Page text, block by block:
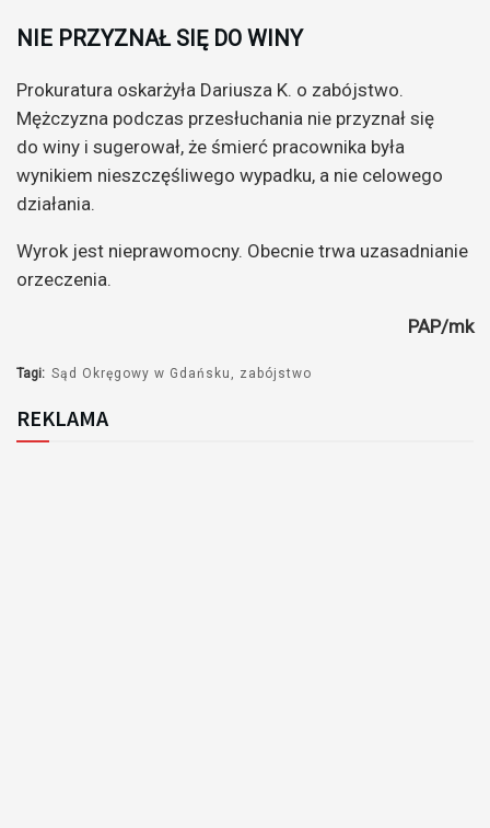
NIE PRZYZNAŁ SIĘ DO WINY
Prokuratura oskarżyła Dariusza K. o zabójstwo.
Mężczyzna podczas przesłuchania nie przyznał się
do winy i sugerował, że śmierć pracownika była
wynikiem nieszczęśliwego wypadku, a nie celowego
działania.
Wyrok jest nieprawomocny. Obecnie trwa uzasadnianie
orzeczenia.
PAP/mk
Tagi: Sąd Okręgowy w Gdańsku zabójstwo
REKLAMA